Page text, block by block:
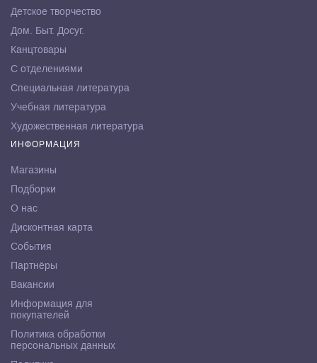
Детское творчество
Дом. Быт. Досуг.
Канцтовары
С отделениями
Специальная литература
Учебная литература
Художественная литература
ИНФОРМАЦИЯ
Магазины
Подборки
О нас
Дисконтная карта
События
Партнёры
Вакансии
Информация для
покупателей
Политика обработки
персональных данных